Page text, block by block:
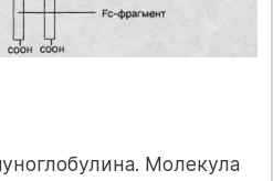
Молекула